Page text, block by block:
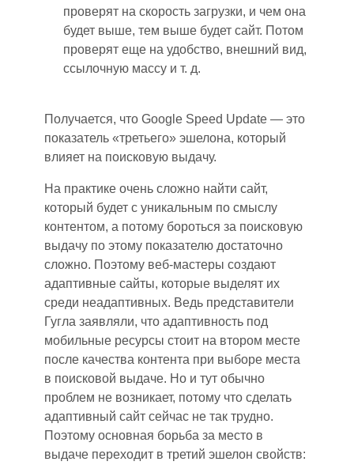
проверят на скорость загрузки, и чем она
будет выше, тем выше будет сайт. Потом
проверят еще на удобство, внешний вид,
ссылочную массу и т. д.
Получается, что Google Speed Update — это
показатель «третьего» эшелона, который
влияет на поисковую выдачу.
На практике очень сложно найти сайт,
который будет с уникальным по смыслу
контентом, а потому бороться за поисковую
выдачу по этому показателю достаточно
сложно. Поэтому веб-мастеры создают
адаптивные сайты, которые выделят их
среди неадаптивных. Ведь представители
Гугла заявляли, что адаптивность под
мобильные ресурсы стоит на втором месте
после качества контента при выборе места
в поисковой выдаче. Но и тут обычно
проблем не возникает, потому что сделать
адаптивный сайт сейчас не так трудно.
Поэтому основная борьба за место в
выдаче переходит в третий эшелон свойств: